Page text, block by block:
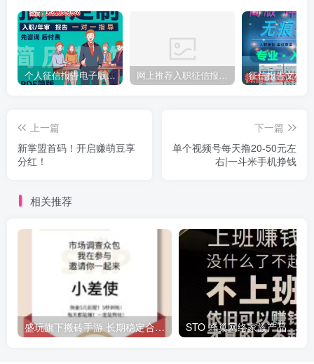
个人征信报告电子版PDF如何完美无痕修改 网上推荐入职征信报告pdf无痕修改介绍制作
上一篇
新掌盟首码！开启赚萌豆享
分红！
下一篇
单个视频号每天撸20-50元左
右|一斗米手机挣钱
相关推荐
盛玩旗下搬砖手游 长期稳定合作，副业日赚百米